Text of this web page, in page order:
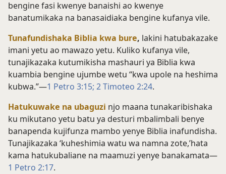
bengine fasi kwenye banaishi ao kwenye
banatumikaka na banasaidiaka bengine kufanya vile.
Tunafundishaka Biblia kwa bure, lakini hatubakazake
imani yetu ao mawazo yetu. Kuliko kufanya vile,
tunajikazaka kutumikisha mashauri ya Biblia kwa
kuambia bengine ujumbe wetu “kwa upole na heshima
kubwa.”—1 Petro 3:15; 2 Timoteo 2:24.
Hatukuwake na ubaguzi njo maana tunakaribishaka
ku mikutano yetu batu ya desturi mbalimbali benye
banapenda kujifunza mambo yenye Biblia inafundisha.
Tunajikazaka ‘kuheshimia watu wa namna zote,’hata
kama hatukubaliane na maamuzi yenye banakamata—
1 Petro 2:17.